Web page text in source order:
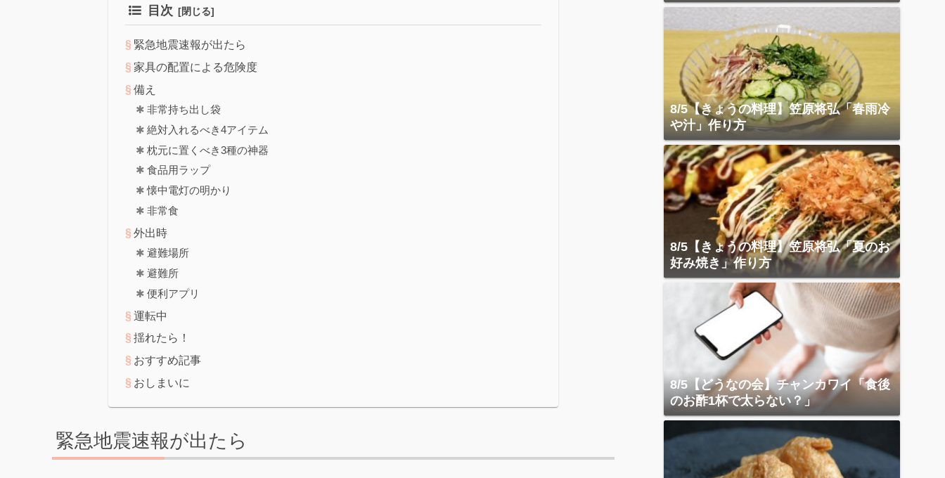
目次
緊急地震速報が出たら
家具の配置による危険度
備え
非常持ち出し袋
絶対入れるべき4アイテム
枕元に置くべき3種の神器
食品用ラップ
懐中電灯の明かり
非常食
外出時
避難場所
避難所
便利アプリ
運転中
揺れたら！
おすすめ記事
おしまいに
緊急地震速報が出たら
8/5【きょうの料理】笠原将弘「春雨冷
や汁」作り方
8/5【きょうの料理】笠原将弘「夏のお
好み焼き」作り方
8/5【どうなの会】チャンカワイ「食後
のお酢1杯で太らない？」